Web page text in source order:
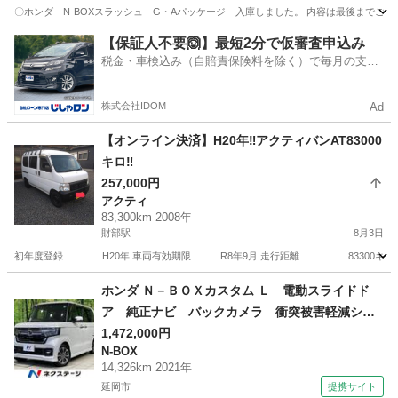
〇ホンダ N-BOXスラッシュ G・Aパッケージ 入庫しました。 内容は最後までご確
宮崎 宮崎市 佐土原駅 N-BOX 車両
【保証人不要🙆】最短2分で仮審査申込み
税金・車検込み（自賠責保険料を除く）で毎月の支払
株式会社IDOM Ad
【オンライン決済】H20年‼️アクティバンAT83000
キロ‼️
257,000円
アクティ
83,300km 2008年
財部駅 8月3日
初年度登録 H20年 車両有効期限 R8年9月 走行距離 83300キロ 使用中のため
財部駅 アクティ 車両
ホンダ Ｎ－ＢＯＸカスタム Ｌ 電動スライドド
ア 純正ナビ バックカメラ 衝突被害軽減シス
テム レーダークルーズ 禁煙車 ドラレコ コ
ーナーセンサー スマートキー ＬＥＤヘッド
純正１４インチアルミ オートハイビーム （車検
1,472,000円
N-BOX
14,326km 2021年
延岡市 提携サイト